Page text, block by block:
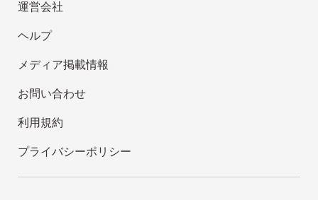
運営会社
ヘルプ
メディア掲載情報
お問い合わせ
利用規約
プライバシーポリシー